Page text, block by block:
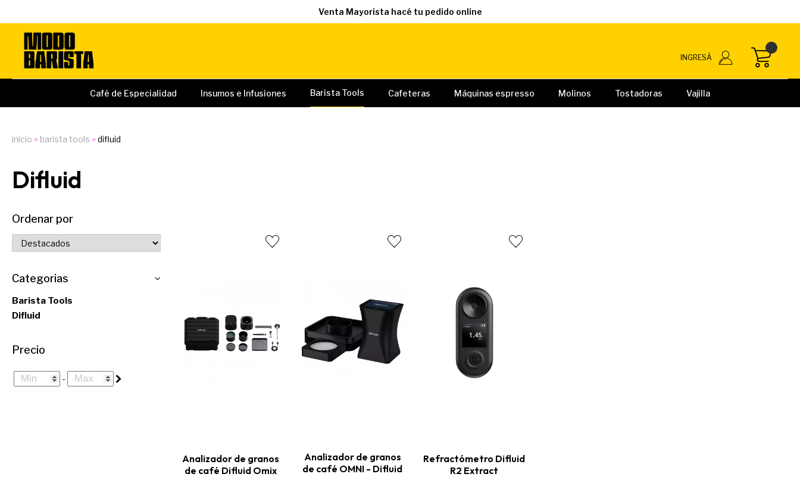
Venta Mayorista hacé tu pedido online
INGRESÁ
Café de Especialidad Insumos e Infusiones Barista Tools Cafeteras Máquinas espresso Molinos Tostadoras Vajilla
inicio barista tools difluid
Difluid
Ordenar por
Categorias
Barista Tools
Difluid
Precio
-
Analizador de granos
de café Difluid Omix
Analizador de granos
de café OMNI - Difluid
Refractómetro Difluid
R2 Extract